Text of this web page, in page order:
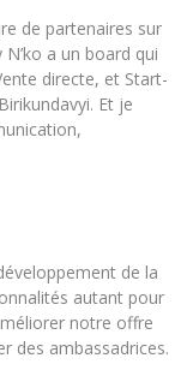
de partenaires sur
a un board qui
directe, et Start-
Et je
de la
autant pour
notre offre
des ambassadrices.